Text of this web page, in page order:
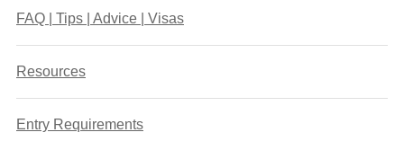
FAQ | Tips | Advice | Visas
Resources
Entry Requirements